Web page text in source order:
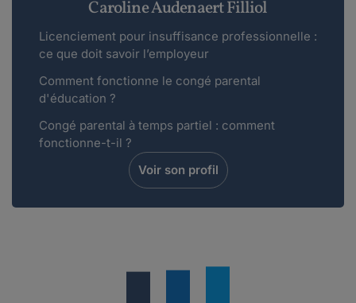
Caroline Audenaert Filliol
Licenciement pour insuffisance professionnelle :
ce que doit savoir l’employeur
Comment fonctionne le congé parental
d'éducation ?
Congé parental à temps partiel : comment
fonctionne-t-il ?
Voir son profil